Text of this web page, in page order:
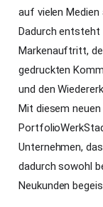
auf vielen
Dadurch entsteht
Markenauftritt,
gedruckten
und den
Mit diesem
Unternehmen,
dadurch sowohl
Neukunden